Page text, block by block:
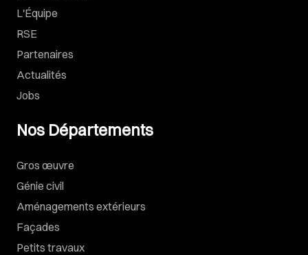
L'Équipe
RSE
Partenaires
Actualités
Jobs
Nos Départements
Gros œuvre
Génie civil
Aménagements extérieurs
Façades
Petits travaux